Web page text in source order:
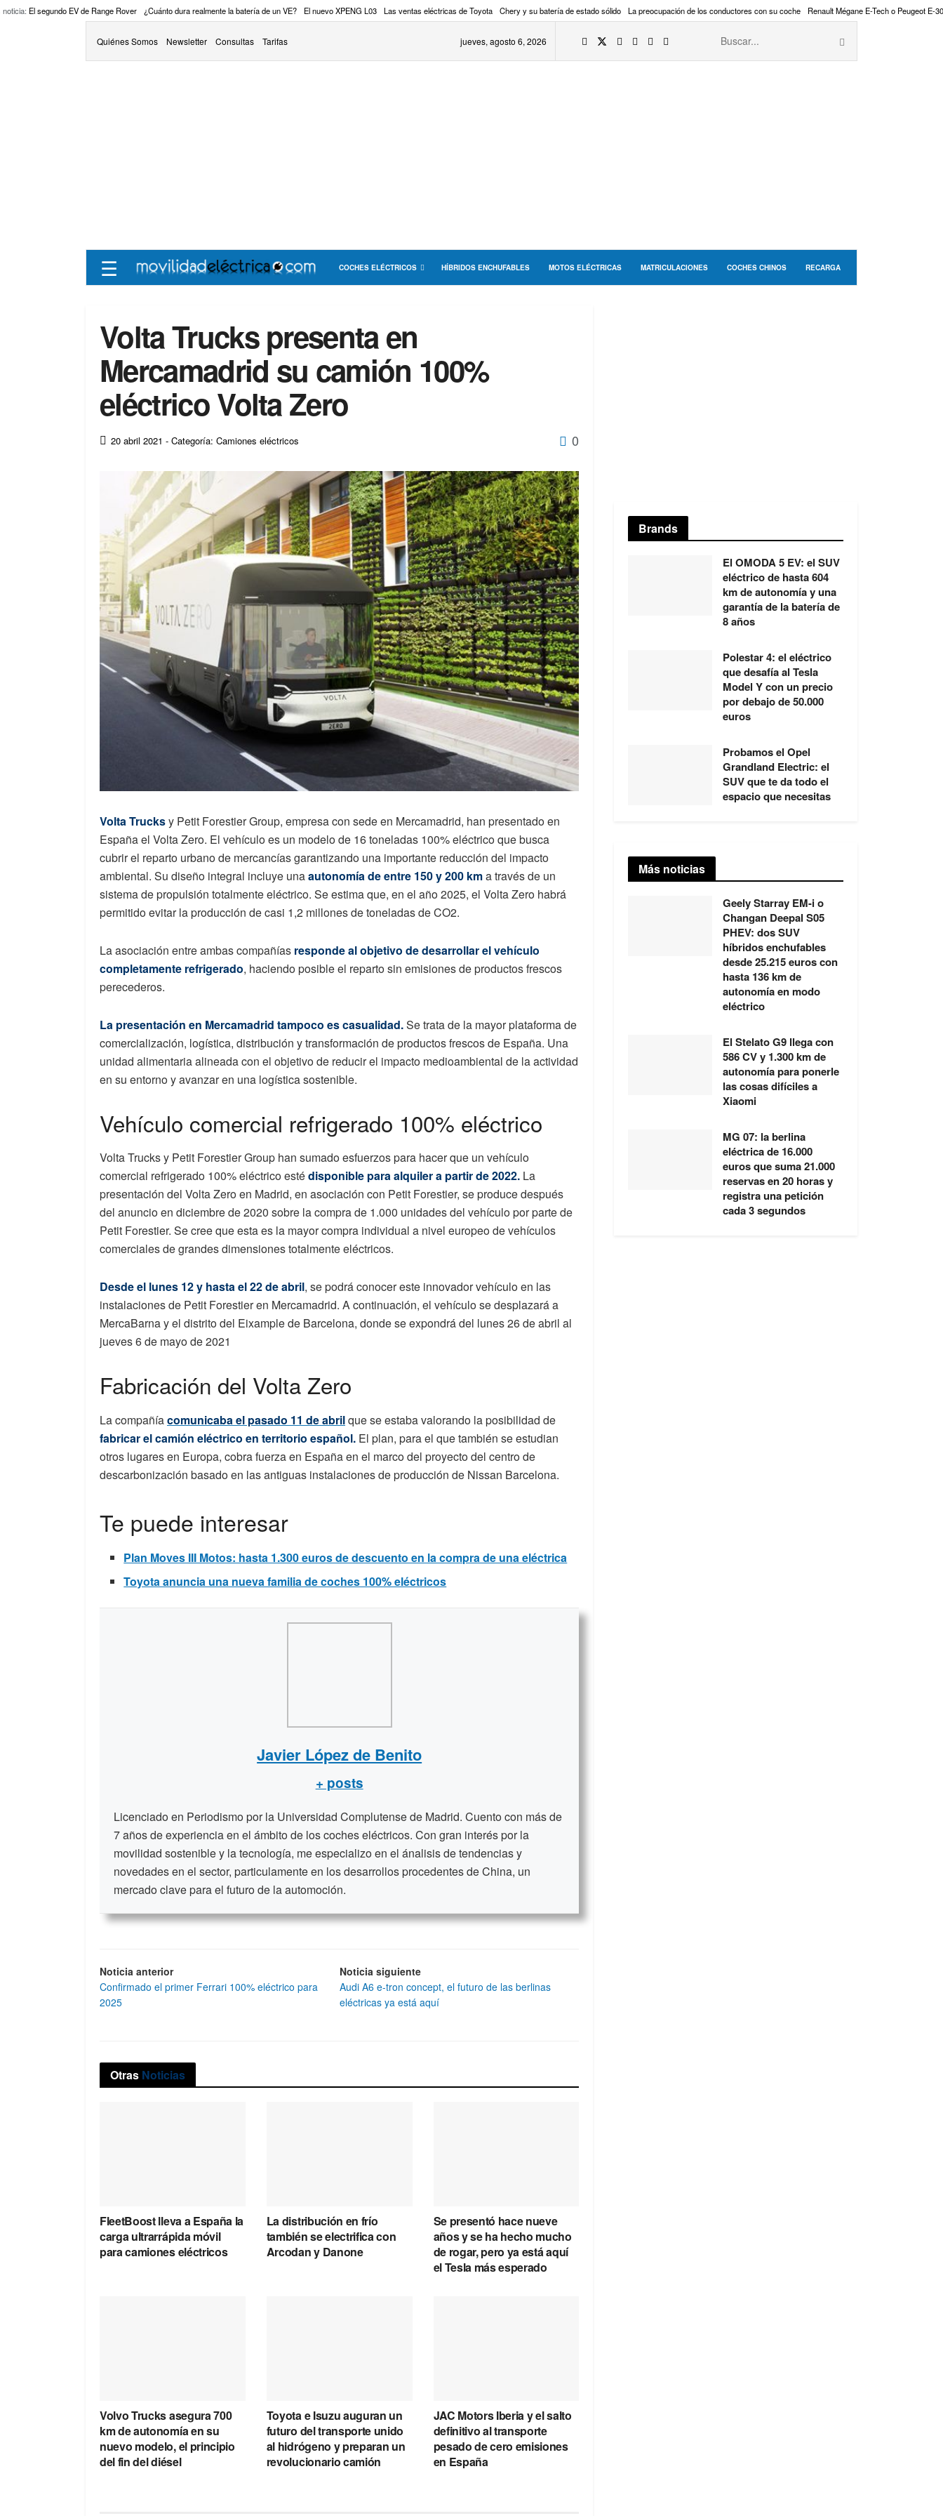
noticia: El segundo EV de Range Rover ¿Cuánto dura realmente la batería de un VE? El nuevo XPENG L03 Las ventas eléctricas de Toyota Chery y su batería de estado sólido La preocupación de los conductores con su coche Renault Mégane E-Tech o Peugeot E-
Quiénes Somos Newsletter Consultas Tarifas jueves, agosto 6, 2026
☰ COCHES ELÉCTRICOS HÍBRIDOS ENCHUFABLES MOTOS ELÉCTRICAS MATRICULACIONES COCHES CHINOS RECARGA
Volta Trucks presenta en
Mercamadrid su camión 100%
eléctrico Volta Zero
20 abril 2021 - Categoría: Camiones eléctricos 0
Volta Trucksy Petit Forestier Group, empresa con sede en Mercamadrid, han presentado en
España el Volta Zero. El vehículo es un modelo de 16 toneladas 100% eléctrico que busca
cubrir el reparto urbano de mercancías garantizando una importante reducción del impacto
ambiental. Su diseño integral incluye unaautonomía de entre 150 y 200 kma través de un
sistema de propulsión totalmente eléctrico. Se estima que, en el año 2025, el Volta Zero habrá
permitido evitar la producción de casi 1,2 millones de toneladas de CO2.
La asociación entre ambas compañías responde al objetivo de desarrollar el vehículo
completamente refrigerado, haciendo posible el reparto sin emisiones de productos frescos
perecederos.
La presentación en Mercamadrid tampoco es casualidad.Se trata de la mayor plataforma de
comercialización, logística, distribución y transformación de productos frescos de España. Una
unidad alimentaria alineada con el objetivo de reducir el impacto medioambiental de la actividad
en su entorno y avanzar en una logística sostenible.
Vehículo comercial refrigerado 100% eléctrico
Volta Trucks y Petit Forestier Group han sumado esfuerzos para hacer que un vehículo
comercial refrigerado 100% eléctrico estédisponible para alquiler a partir de 2022. La
presentación del Volta Zero en Madrid, en asociación con Petit Forestier, se produce después
del anuncio en diciembre de 2020 sobre la compra de 1.000 unidades del vehículo por parte de
Petit Forestier. Se cree que esta es la mayor compra individual a nivel europeo de vehículos
comerciales de grandes dimensiones totalmente eléctricos.
Desde el lunes 12 y hasta el 22 de abril, se podrá conocer este innovador vehículo en las
instalaciones de Petit Forestier en Mercamadrid. A continuación, el vehículo se desplazará a
MercaBarna y el distrito del Eixample de Barcelona, donde se expondrá del lunes 26 de abril al
jueves 6 de mayo de 2021
Fabricación del Volta Zero
La compañíacomunicaba el pasado 11 de abrilque se estaba valorando la posibilidad de
fabricar el camión eléctrico en territorio español. El plan, para el que también se estudian
otros lugares en Europa, cobra fuerza en España en el marco del proyecto del centro de
descarbonización basado en las antiguas instalaciones de producción de Nissan Barcelona.
Te puede interesar
Plan Moves III Motos: hasta 1.300 euros de descuento en la compra de una eléctrica
Toyota anuncia una nueva familia de coches 100% eléctricos
Javier López de Benito
+ posts
Licenciado en Periodismo por la Universidad Complutense de Madrid. Cuento con más de
7 años de experiencia en el ámbito de los coches eléctricos. Con gran interés por la
movilidad sostenible y la tecnología, me especializo en el ánalisis de tendencias y
novedades en el sector, particulamente en los desarrollos procedentes de China, un
mercado clave para el futuro de la automoción.
Noticia anterior
Confirmado el primer Ferrari 100% eléctrico para
2025
Noticia siguiente
Audi A6 e-tron concept, el futuro de las berlinas
eléctricas ya está aquí
Otras Noticias
FleetBoost lleva a España la
carga ultrarrápida móvil
para camiones eléctricos
La distribución en frío
también se electrifica con
Arcodan y Danone
Se presentó hace nueve
años y se ha hecho mucho
de rogar, pero ya está aquí
el Tesla más esperado
Volvo Trucks asegura 700
km de autonomía en su
nuevo modelo, el principio
del fin del diésel
Toyota e Isuzu auguran un
futuro del transporte unido
al hidrógeno y preparan un
revolucionario camión
JAC Motors Iberia y el salto
definitivo al transporte
pesado de cero emisiones
en España
Brands
El OMODA 5 EV: el SUV
eléctrico de hasta 604
km de autonomía y una
garantía de la batería de
8 años
Polestar 4: el eléctrico
que desafía al Tesla
Model Y con un precio
por debajo de 50.000
euros
Probamos el Opel
Grandland Electric: el
SUV que te da todo el
espacio que necesitas
Más noticias
Geely Starray EM-i o
Changan Deepal S05
PHEV: dos SUV
híbridos enchufables
desde 25.215 euros con
hasta 136 km de
autonomía en modo
eléctrico
El Stelato G9 llega con
586 CV y 1.300 km de
autonomía para ponerle
las cosas difíciles a
Xiaomi
MG 07: la berlina
eléctrica de 16.000
euros que suma 21.000
reservas en 20 horas y
registra una petición
cada 3 segundos